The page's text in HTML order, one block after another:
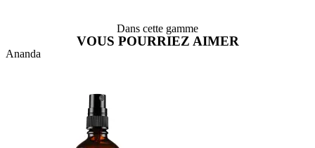
Dans cette gamme
VOUS POURRIEZ AIMER
Ananda